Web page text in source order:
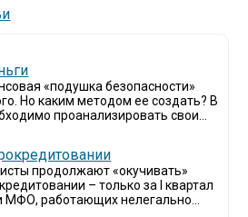
«подушка безопасности»
Но каким методом ее создать? В
проанализировать свои...
продолжают «окучивать»
– только за I квартал
МФО, работающих нелегально...